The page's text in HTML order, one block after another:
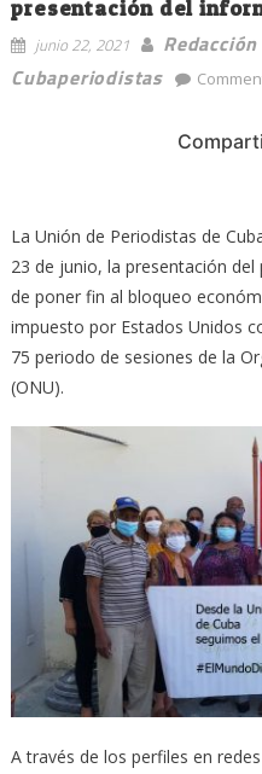
presentación del
junio 22, 2021
Redacción
Cubaperiodistas
La Unión de Periodistas de
23 de junio, la presentación del
de poner fin al bloqueo
impuesto por Estados Unidos
75 periodo de sesiones de la
(ONU).
A través de los perfiles en